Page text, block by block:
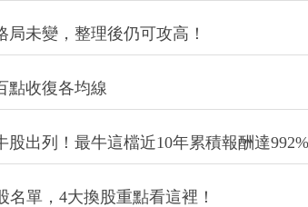
未變，整理後仍可攻高！
點收復各均線
出列！最牛這檔近10年累積報酬達
名單，4大換股重點看這裡！